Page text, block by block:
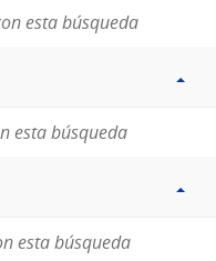
esta búsqueda
esta búsqueda
esta búsqueda